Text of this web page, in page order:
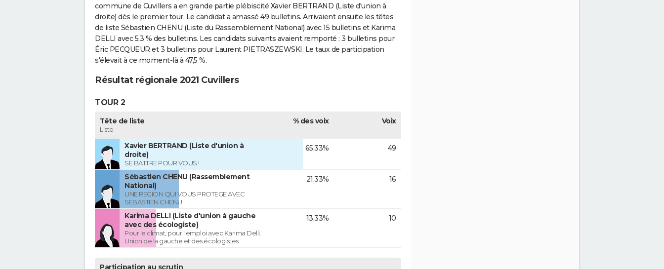
commune de Cuvillers a en grande partie plébiscité Xavier BERTRAND (Liste d'union à
droite) dès le premier tour. Le candidat a amassé 49 bulletins. Arrivaient ensuite les têtes
de liste Sébastien CHENU (Liste du Rassemblement National) avec 15 bulletins et Karima
DELLI avec 5,3 % des bulletins. Les candidats suivants avaient remporté : 3 bulletins pour
Éric PECQUEUR et 3 bulletins pour Laurent PIETRASZEWSKI. Le taux de participation
s'élevait à ce moment-là à 47,5 %.
Résultat régionale 2021 Cuvillers
TOUR 2
Tête de liste
Liste
% des voix Voix
Xavier BERTRAND (Liste d'union à
droite)
SE BATTRE POUR VOUS !
65,33% 49
Sébastien CHENU (Rassemblement
National)
UNE REGION QUI VOUS PROTEGE AVEC
SEBASTIEN CHENU
21,33% 16
Karima DELLI (Liste d'union à gauche
avec des écologiste)
Pour le climat, pour l'emploi avec Karima Delli.
Union de la gauche et des écologistes.
13,33% 10